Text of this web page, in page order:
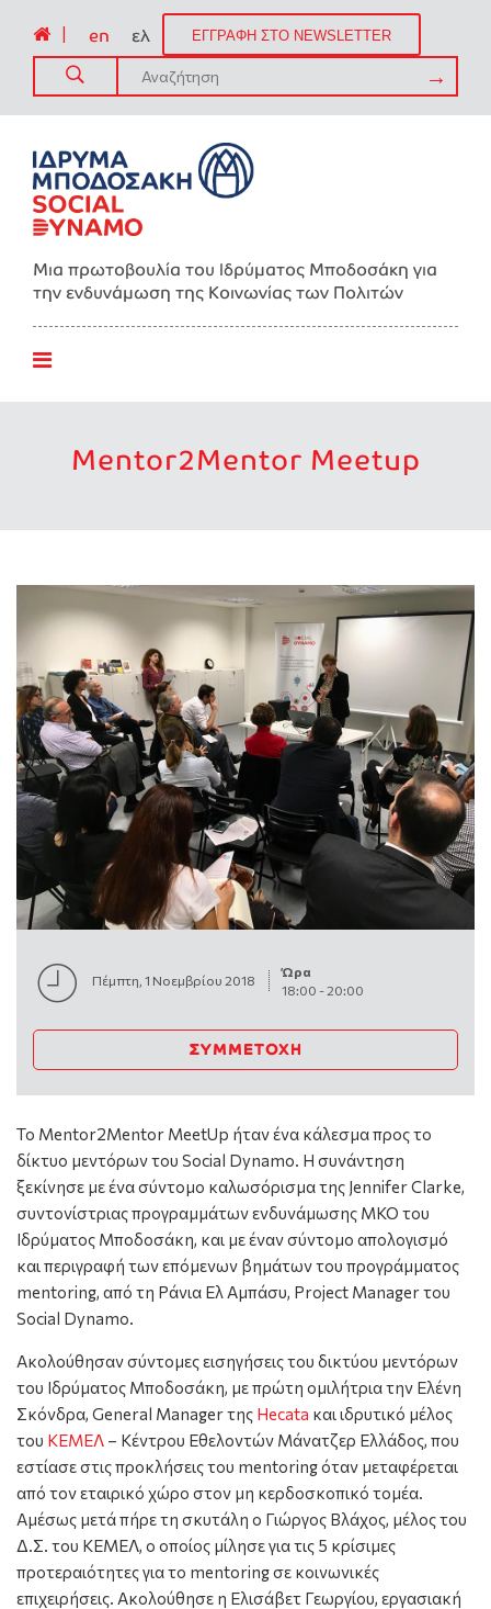
en ελ ΕΓΓΡΑΦΗ ΣΤΟ NEWSLETTER
Μια πρωτοβουλία του Ιδρύματος Μποδοσάκη για
την ενδυνάμωση της Kοινωνίας των Πολιτών
Mentor2Mentor Meetup
Πέμπτη, 1 Νοεμβρίου 2018
Ώρα
18:00 -20:00
ΣΥΜΜΕΤΟΧΉ
Το Mentor2Mentor MeetUp ήταν ένα κάλεσμα προς το
δίκτυο μεντόρων του Social Dynamo. H συνάντηση
ξεκίνησε με ένα σύντομο καλωσόρισμα της Jennifer Clarke,
συντονίστριας προγραμμάτων ενδυνάμωσης ΜΚΟ του
Ιδρύματος Μποδοσάκη, και με έναν σύντομο απολογισμό
και περιγραφή των επόμενων βημάτων του προγράμματος
mentoring, από τη Ράνια Ελ Αμπάσυ, Project Manager του
Social Dynamo.
Ακολούθησανσύντομες εισηγήσεις του δικτύου μεντόρων
του Ιδρύματος Μποδοσάκη, με πρώτη ομιλήτρια την Ελένη
Σκόνδρα, General Manager της Hecata και ιδρυτικό μέλος
του ΚΕΜΕΛ – Κέντρου Εθελοντών Μάνατζερ Ελλάδος, που
εστίασε στις προκλήσεις του mentoring όταν μεταφέρεται
από τον εταιρικό χώρο στον μη κερδοσκοπικό τομέα.
Αμέσως μετά πήρε τη σκυτάλη ο Γιώργος Βλάχος, μέλος του
Δ.Σ. του ΚΕΜΕΛ, ο οποίος μίλησε για τις 5 κρίσιμες
προτεραιότητες για το mentoring σε κοινωνικές
επιχειρήσεις. Ακολούθησε η Ελισάβετ Γεωργίου, εργασιακή